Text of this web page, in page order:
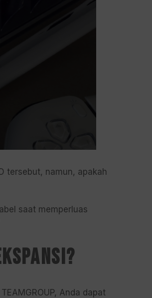
tersebut, namun, apakah
saat memperluas
Anda dapat